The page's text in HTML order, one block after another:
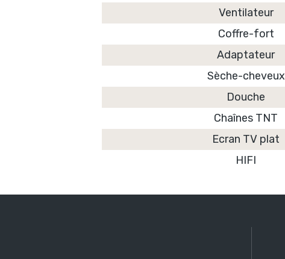
Ventilateur
Coffre-fort
Adaptateur
Sèche-cheveux
Douche
Chaînes TNT
Ecran TV plat
HIFI